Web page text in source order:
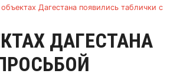
Дагестана появились таблички с
ДАГЕСТАНА